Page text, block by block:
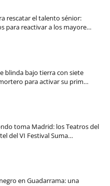
rescatar el talento sénior:
para reactivar a los mayore…
blinda bajo tierra con siete
para activar su prim…
toma Madrid: los Teatros del
del VI Festival Suma…
en Guadarrama: una